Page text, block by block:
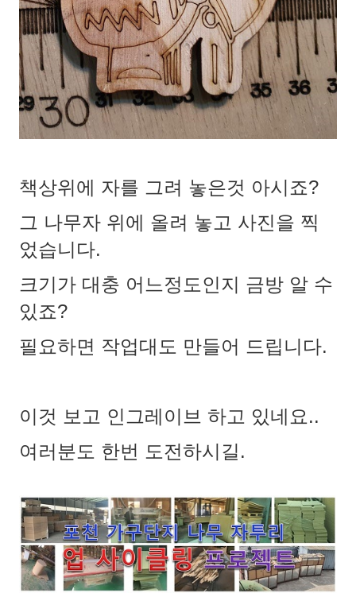
책상위에 자를 그려 놓은것 아시죠?
그 나무자 위에 올려 놓고 사진을 찍
었습니다.
크기가 대충 어느정도인지 금방 알 수
있죠?
필요하면 작업대도 만들어 드립니다.
이것 보고 인그레이브 하고 있네요..
여러분도 한번 도전하시길.